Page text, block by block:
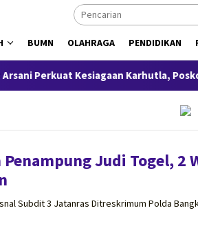
BUMN OLAHRAGA PENDIDIKAN
Kesiagaan Karhutla, Posko
Judi Togel, 2
Subdit 3 Jatanras Ditreskrimum Polda